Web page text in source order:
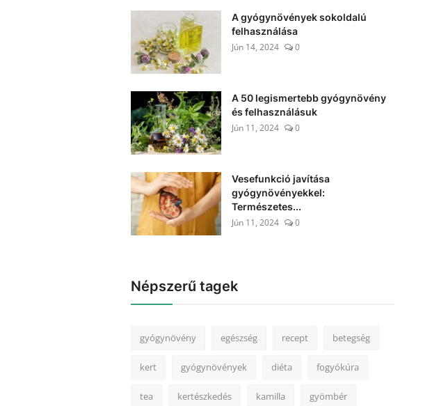
A gyógynövények sokoldalú
felhasználása
Jún 14, 2024
0
A 50 legismertebb gyógynövény
és felhasználásuk
Jún 11, 2024
0
Vesefunkció javítása
gyógynövényekkel:
Természetes...
Jún 11, 2024
0
Népszerű tagek
gyógynövény egészség recept betegség
kert gyógynövények diéta fogyókúra
tea kertészkedés kamilla gyömbér